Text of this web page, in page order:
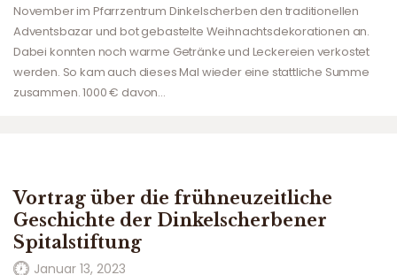
November im Pfarrzentrum Dinkelscherben den traditionellen
Adventsbazar und bot gebastelte Weihnachtsdekorationen an.
Dabei konnten noch warme Getränke und Leckereien verkostet
werden. So kam auch dieses Mal wieder eine stattliche Summe
zusammen. 1000 € davon…
Vortrag über die frühneuzeitliche
Geschichte der Dinkelscherbener
Spitalstiftung
Januar 13, 2023